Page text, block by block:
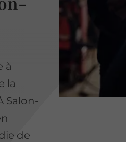
à
la
Salon-
de